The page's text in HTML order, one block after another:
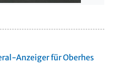
Anzeiger für Oberhes